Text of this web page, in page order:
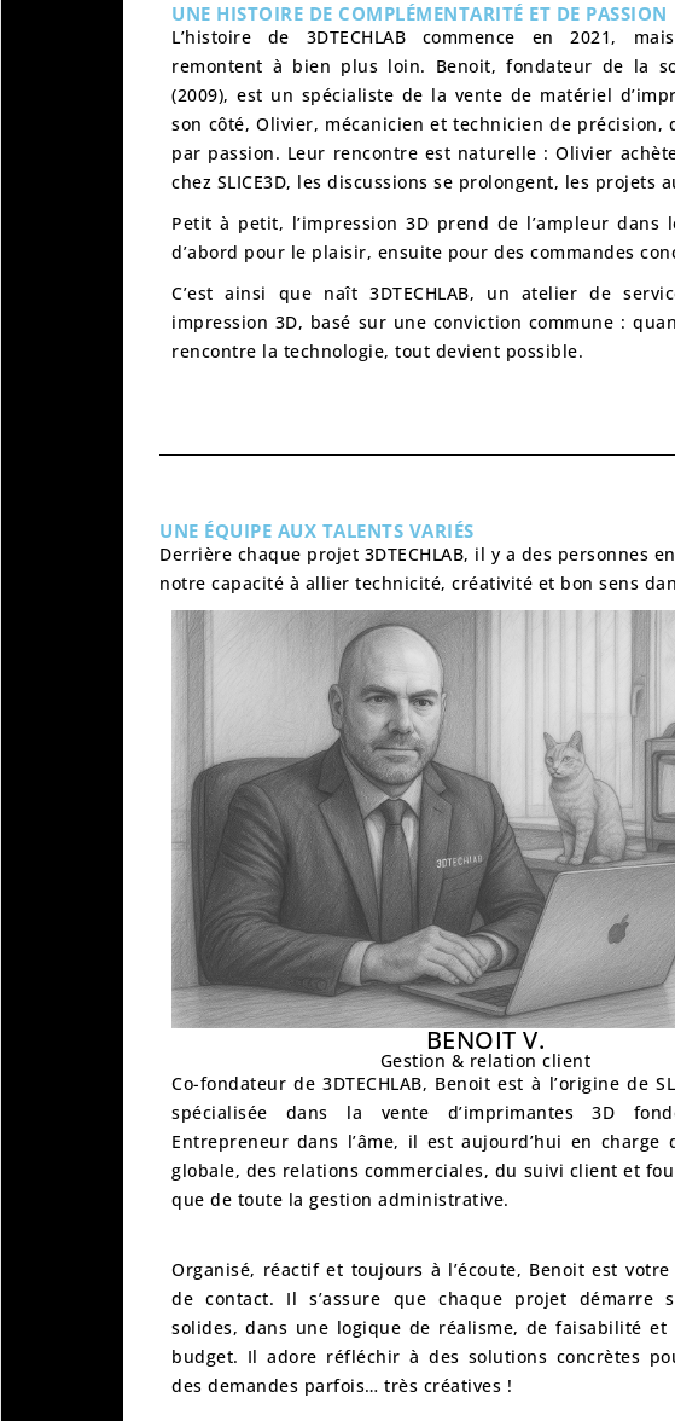
UNE HISTOIRE DE COMPLÉMENTARITÉ ET DE PASSION
L’histoire de 3DTECHLAB commence en 2021,
remontent à bien plus loin. Benoit, fondateur de la
(2009), est un spécialiste de la vente de matériel
son côté, Olivier, mécanicien et technicien de précision,
par passion. Leur rencontre est naturelle : Olivier
chez SLICE3D, les discussions se prolongent, les projets
Petit à petit, l’impression 3D prend de l’ampleur dans
d’abord pour le plaisir, ensuite pour des commandes
C’est ainsi que naît3DTECHLAB, un atelier de
impression 3D, basé sur une conviction commune :
rencontre la technologie, tout devient possible.
UNE ÉQUIPE AUX TALENTS VARIÉS
Derrière chaque projet 3DTECHLAB, il y a des personnes
notre capacité à allier technicité, créativité et bon sens
BENOIT V.
Gestion & relation client
Co-fondateur de 3DTECHLAB, Benoit est à l’origine de
spécialisée dans la vente d’imprimantes 3D
Entrepreneur dans l’âme, il est aujourd’hui en charge
globale, des relations commerciales, du suivi client et
que de toute la gestion administrative.
Organisé, réactif et toujours à l’écoute, Benoit est
de contact. Il s’assure que chaque projet démarre
solides, dans une logique de réalisme, de faisabilité et
budget. Il adore réfléchir à des solutions concrètes
des demandes parfois… très créatives !